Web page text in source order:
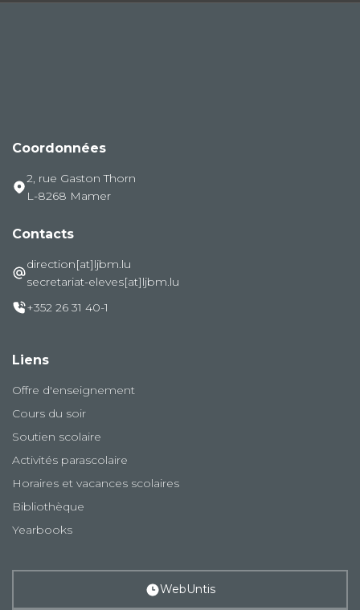
Coordonnées
2, rue Gaston Thorn
L-8268 Mamer
Contacts
direction[at]ljbm.lu
secretariat-eleves[at]ljbm.lu
+352 26 31 40-1
Liens
Offre d'enseignement
Cours du soir
Soutien scolaire
Activités parascolaire
Horaires et vacances scolaires
Bibliothèque
Yearbooks
WebUntis